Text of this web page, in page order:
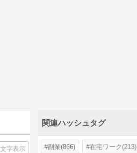
文字表示
関連ハッシュタグ
副業(866) 在宅ワーク(213)